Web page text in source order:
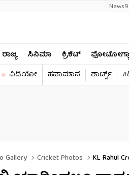
News9
ರಾಜ್ಯ ಸಿನಿಮಾ ಕ್ರಿಕೆಟ್​
ವಿಡಿಯೋ ಹವಾಮಾನ ಶಾರ್ಟ್ಸ್​
Gallery Cricket Photos KL Rahul